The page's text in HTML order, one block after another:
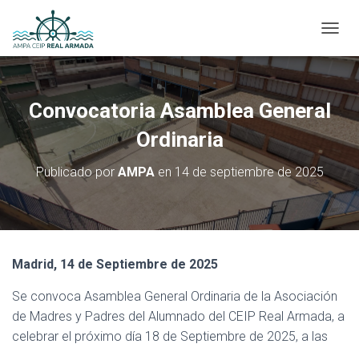
Convocatoria Asamblea General
Ordinaria
Publicado por AMPAen 14 de septiembre de 2025
Madrid, 14 de Septiembre de 2025
Se convoca Asamblea General Ordinaria de la Asociación
de Madres y Padres del Alumnado del CEIP Real Armada, a
celebrar el próximo día 18 de Septiembre de 2025, a las